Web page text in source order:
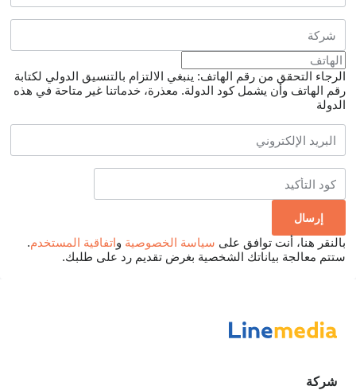
الرجاء التحقق من رقم الهاتف: ينبغي الالتزام بالتنسيق الدولي لكتابة
رقم الهاتف وأن يشمل كود الدولة. معذرة، خدماتنا غير متاحة في هذه
الدولة
بالنقر هنا، أنت توافق على سياسة الخصوصية واتفاقية المستخدم.
ستتم معالجة بياناتك الشخصية بغرض تقديم رد على طلبك.
شركة